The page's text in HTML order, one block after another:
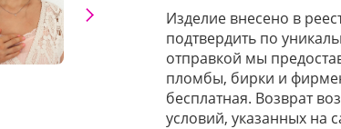
Изделие внесено в
подтвердить по
отправкой мы
пломбы, бирки и
бесплатная. Возврат
условий, указанных на